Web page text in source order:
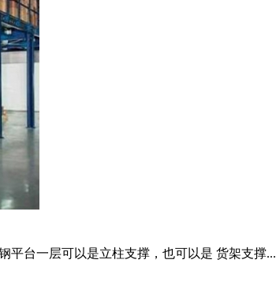
台一层可以是立柱支撑，也可以是 货架支撑...